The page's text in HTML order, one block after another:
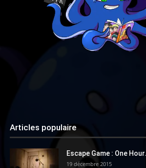
Articles populaire
Escape Game : One Hour.
19 décembre 2015